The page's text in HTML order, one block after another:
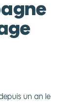
un an le